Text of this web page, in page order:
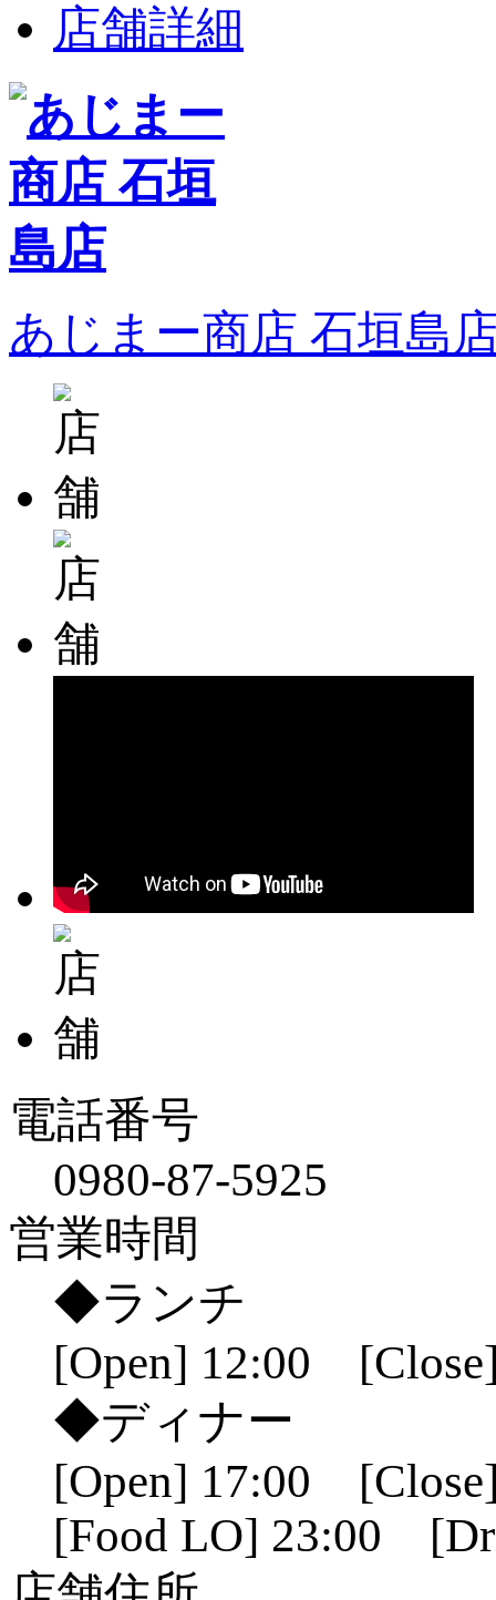
店舗詳細
あじまー商店 石垣島
電話番号
0980-87-5925
営業時間
◆ランチ
[Open] 12:00
◆ディナー
[Open] 17:00
[Food LO] 23:00